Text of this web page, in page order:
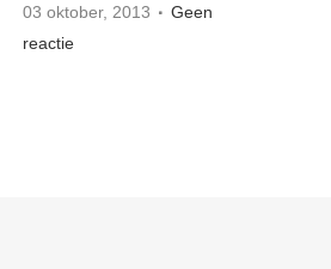
03 oktober, 2013
Geen
reactie